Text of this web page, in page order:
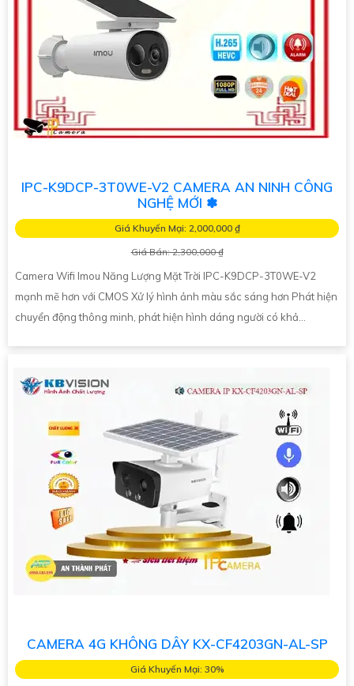
IPC-K9DCP-3T0WE-V2 CAMERA AN NINH CÔNG
NGHỆ MỚI ✽
Giá Khuyến Mại: 2,000,000 ₫
Giá Bán: 2,300,000 ₫
Camera Wifi Imou Năng Lượng Mặt Trời IPC-K9DCP-3T0WE-V2
mạnh mẽ hơn với CMOS Xử lý hình ảnh màu sắc sáng hơn Phát hiện
chuyển động thông minh, phát hiện hình dáng người có khả...
CAMERA 4G KHÔNG DÂY KX-CF4203GN-AL-SP
Giá Khuyến Mại: 30%